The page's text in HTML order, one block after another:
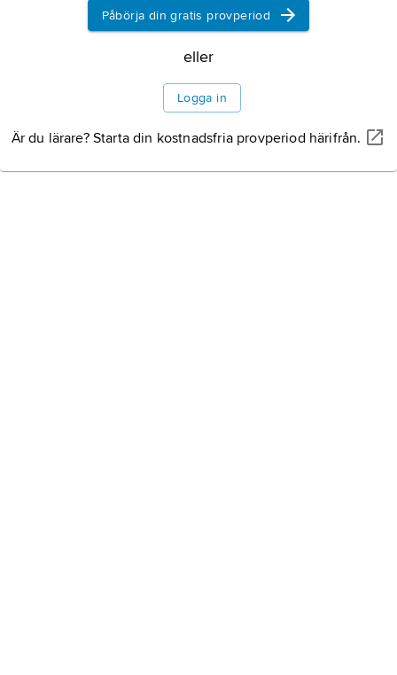
Påbörja din gratis provperiod
eller
Logga in
Är du lärare? Starta din kostnadsfria provperiod härifrån.